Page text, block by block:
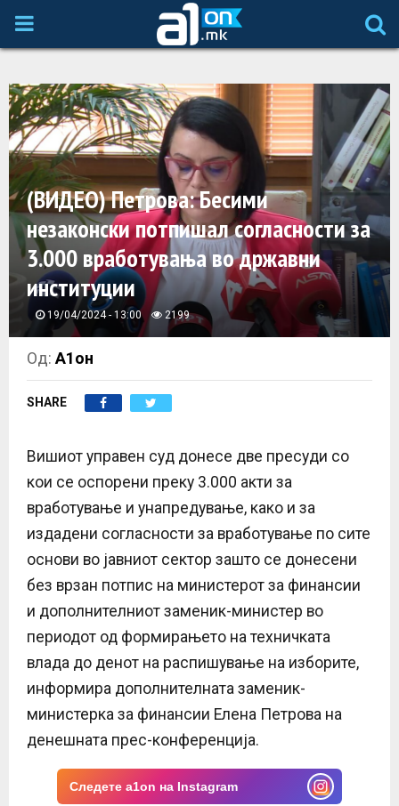
P
I
M
A
R
M
E
N
U
(ВИДЕО) Петрова: Бесими
незаконски потпишал согласности за
3.000 вработувања во државни
институции
19/04/2024 - 13:00 2199
Од:А1он
SHARE
Вишиот управен суд донесе две пресуди со
кои се оспорени преку 3.000 акти за
вработување и унапредување, како и за
издадени согласности за вработување по сите
основи во јавниот сектор зашто се донесени
без врзан потпис на министерот за финансии
и дополнителниот заменик-министер во
периодот од формирањето на техничката
влада до денот на распишување на изборите,
информира дополнителната заменик-
министерка за финансии Елена Петрова на
денешната прес-конференција.
Следете a1on на Instagram